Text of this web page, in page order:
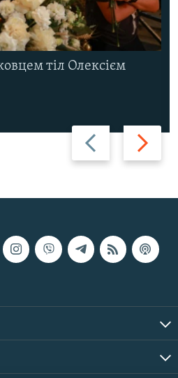
Назад Вперед
тіл Олексієм